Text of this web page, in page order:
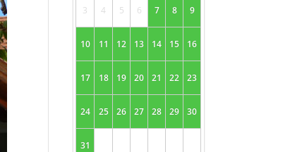
3 4 5 6 7 8 9
10 11 12 13 14 15 16
17 18 19 20 21 22 23
24 25 26 27 28 29 30
31